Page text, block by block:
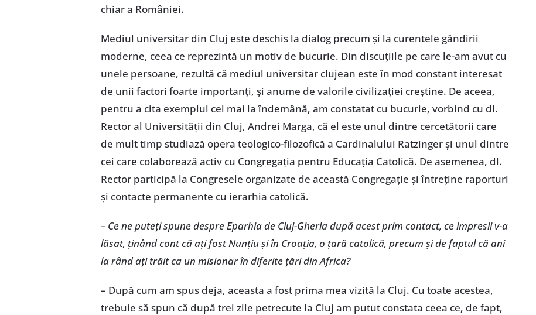
chiar a României.
Mediul universitar din Cluj este deschis la dialog precum şi la curentele gândirii
moderne, ceea ce reprezintă un motiv de bucurie. Din discuţiile pe care le-am avut cu
unele persoane, rezultă că mediul universitar clujean este în mod constant interesat
de unii factori foarte importanţi, şi anume de valorile civilizaţiei creştine. De aceea,
pentru a cita exemplul cel mai la îndemână, am constatat cu bucurie, vorbind cu dl.
Rector al Universităţii din Cluj, Andrei Marga, că el este unul dintre cercetătorii care
de mult timp studiază opera teologico-filozofică a Cardinalului Ratzinger şi unul dintre
cei care colaborează activ cu Congregaţia pentru Educaţia Catolică. De asemenea, dl.
Rector participă la Congresele organizate de această Congregaţie şi întreţine raporturi
şi contacte permanente cu ierarhia catolică.
– Ce ne puteţi spune despre Eparhia de Cluj-Gherla după acest prim contact, ce impresii v-a
lăsat, ţinând cont că aţi fost Nunţiu şi în Croaţia, o ţară catolică, precum şi de faptul că ani
la rând aţi trăit ca un misionar în diferite ţări din Africa?
– După cum am spus deja, aceasta a fost prima mea vizită la Cluj. Cu toate acestea,
trebuie să spun că după trei zile petrecute la Cluj am putut constata ceea ce, de fapt,